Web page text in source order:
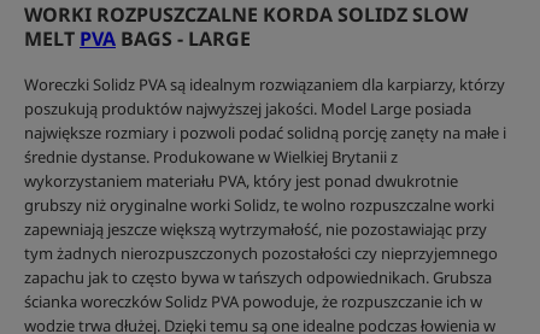
WORKI ROZPUSZCZALNE KORDA SOLIDZ SLOW
MELT PVA BAGS - LARGE
Woreczki Solidz PVA są idealnym rozwiązaniem dla karpiarzy, którzy
poszukują produktów najwyższej jakości. Model Large posiada
największe rozmiary i pozwoli podać solidną porcję zanęty na małe i
średnie dystanse. Produkowane w Wielkiej Brytanii z
wykorzystaniem materiału PVA, który jest ponad dwukrotnie
grubszy niż oryginalne worki Solidz, te wolno rozpuszczalne worki
zapewniają jeszcze większą wytrzymałość, nie pozostawiając przy
tym żadnych nierozpuszczonych pozostałości czy nieprzyjemnego
zapachu jak to często bywa w tańszych odpowiednikach. Grubsza
ścianka woreczków Solidz PVA powoduje, że rozpuszczanie ich w
wodzie trwa dłużej. Dzięki temu są one idealne podczas łowienia w